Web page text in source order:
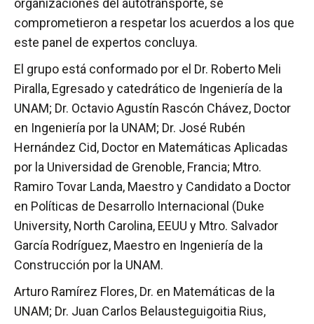
organizaciones del autotransporte, se
comprometieron a respetar los acuerdos a los que
este panel de expertos concluya.
El grupo está conformado por el Dr. Roberto Meli
Piralla, Egresado y catedrático de Ingeniería de la
UNAM; Dr. Octavio Agustín Rascón Chávez, Doctor
en Ingeniería por la UNAM; Dr. José Rubén
Hernández Cid, Doctor en Matemáticas Aplicadas
por la Universidad de Grenoble, Francia; Mtro.
Ramiro Tovar Landa, Maestro y Candidato a Doctor
en Políticas de Desarrollo Internacional (Duke
University, North Carolina, EEUU y Mtro. Salvador
García Rodríguez, Maestro en Ingeniería de la
Construcción por la UNAM.
Arturo Ramírez Flores, Dr. en Matemáticas de la
UNAM; Dr. Juan Carlos Belausteguigoitia Rius,